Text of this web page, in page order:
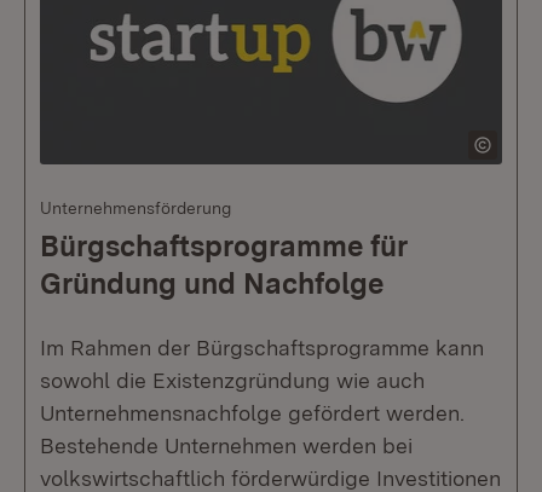
Unternehmensförderung
Bürgschaftsprogramme für
Gründung und Nachfolge
Im Rahmen der Bürgschaftsprogramme kann
sowohl die Existenzgründung wie auch
Unternehmensnachfolge gefördert werden.
Bestehende Unternehmen werden bei
volkswirtschaftlich förderwürdige Investitionen